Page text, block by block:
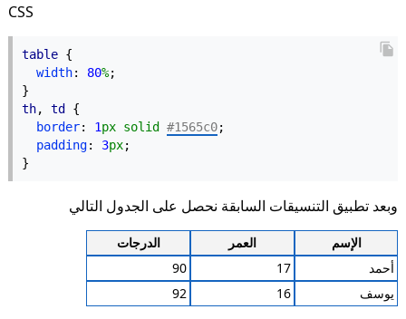
CSS
table {
width: 80%;
}
th, td
{
border: 1px solid #1565c0;
padding: 3px;
}
وبعد تطبيق التنسيقات السابقة نحصل على الجدول التالي
الإسم العمر
الدرجات
أحمد
17
90
يوسف
16
92